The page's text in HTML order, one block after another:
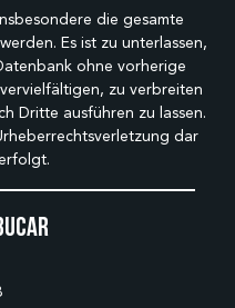
die gesamte
Es ist zu unterlassen,
ohne vorherige
zu verbreiten
Dritte ausführen zu lassen.
dar